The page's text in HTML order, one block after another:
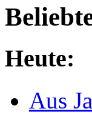
Heute:
Aus